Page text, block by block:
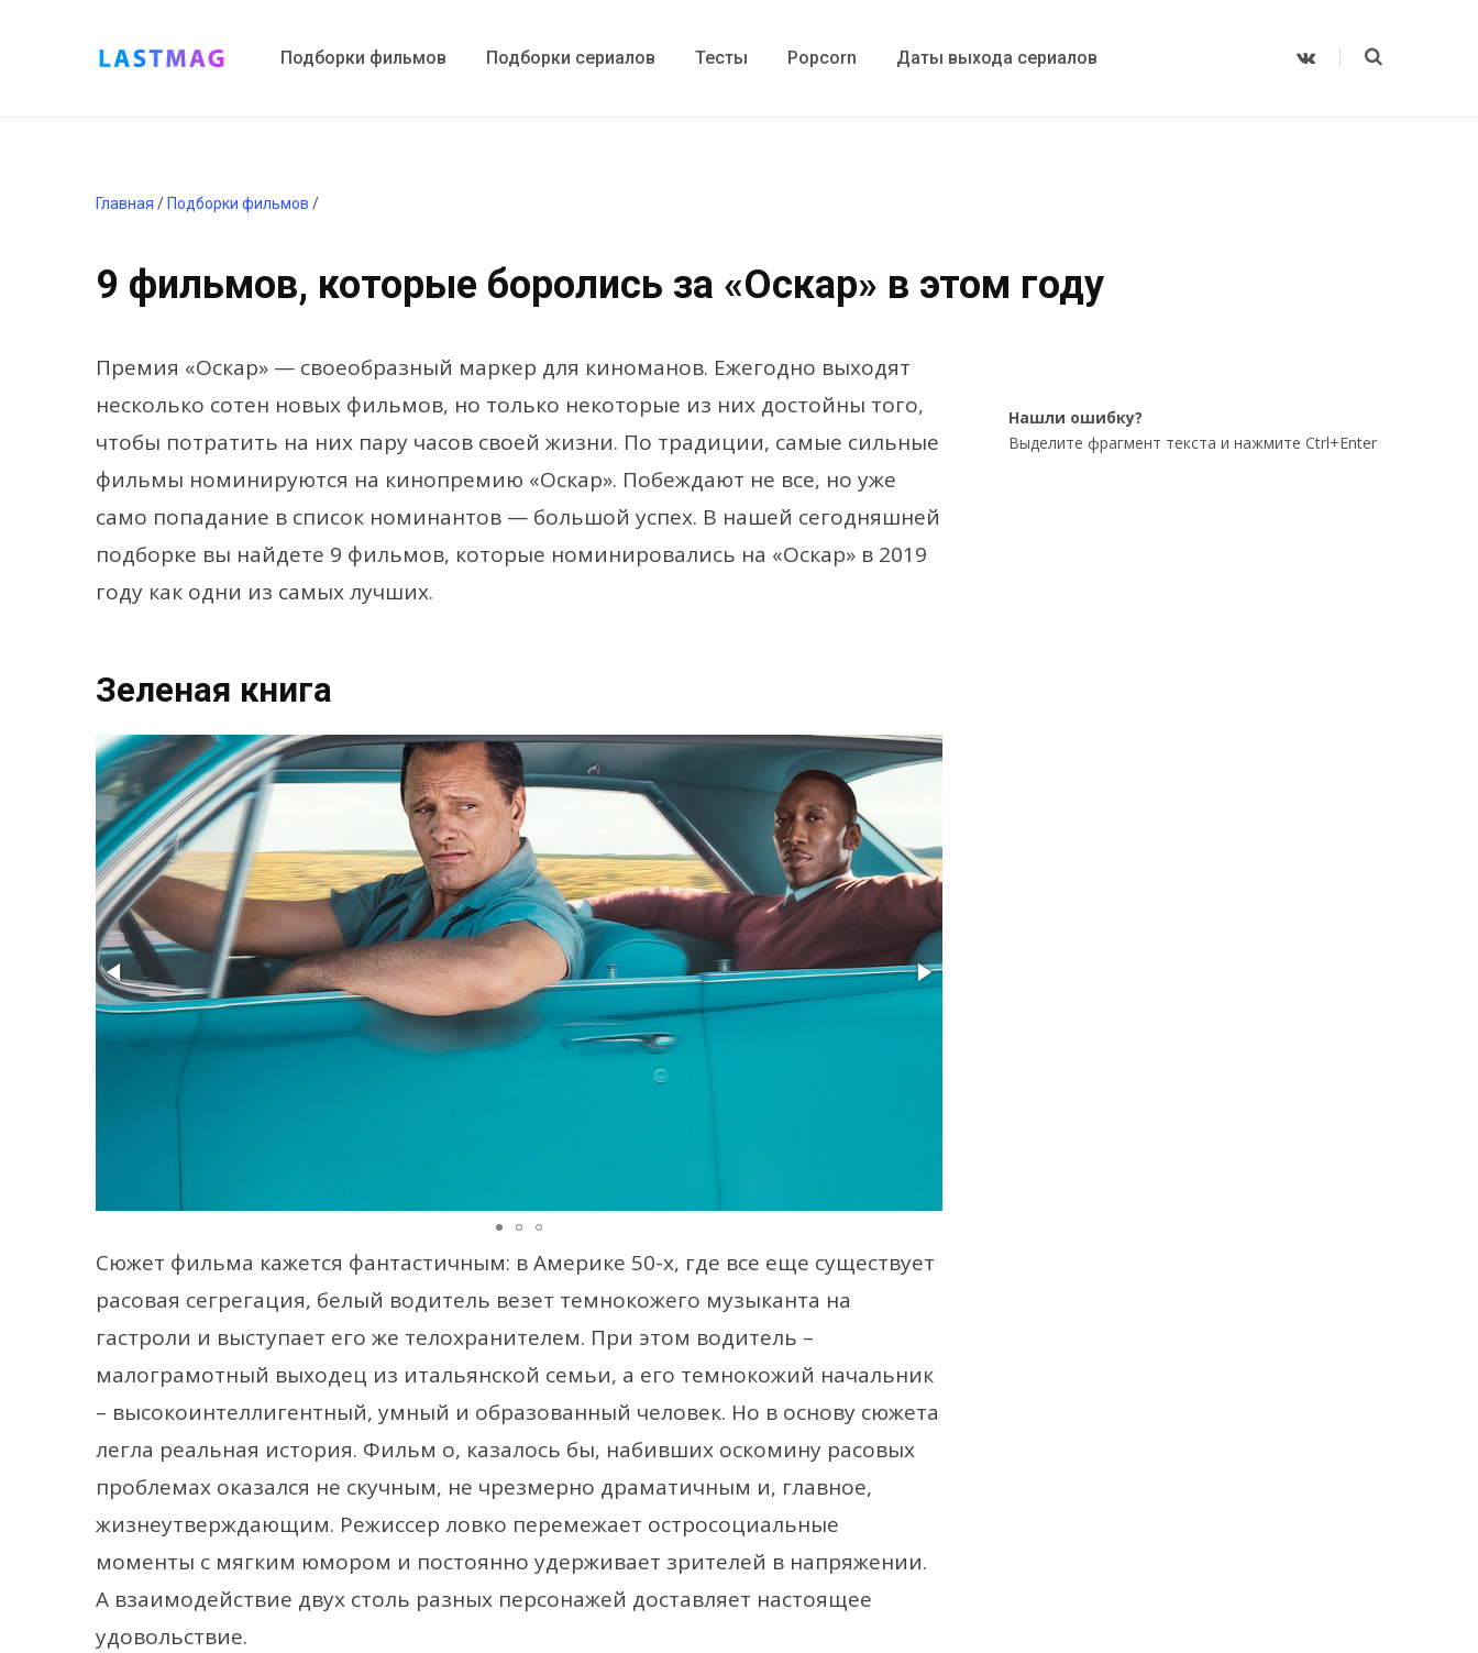
Подборки фильмов Подборки сериалов Тесты Popcorn Даты выхода сериалов
V
Главная / Подборки фильмов /
9 фильмов, которые боролись за «Оскар» в этом году
Премия «Оскар» — своеобразный маркер для киноманов. Ежегодно выходят
несколько сотен новых фильмов, но только некоторые из них достойны того,
чтобы потратить на них пару часов своей жизни. По традиции, самые сильные
фильмы номинируются на кинопремию «Оскар». Побеждают не все, но уже
само попадание в список номинантов — большой успех. В нашей сегодняшней
подборке вы найдете 9 фильмов, которые номинировались на «Оскар» в 2019
году как одни из самых лучших.
Зеленая книга
Сюжет фильма кажется фантастичным: в Америке 50-х, где все еще существует
расовая сегрегация, белый водитель везет темнокожего музыканта на
гастроли и выступает его же телохранителем. При этом водитель –
малограмотный выходец из итальянской семьи, а его темнокожий начальник
– высокоинтеллигентный, умный и образованный человек. Но в основу сюжета
легла реальная история. Фильм о, казалось бы, набивших оскомину расовых
проблемах оказался не скучным, не чрезмерно драматичным и, главное,
жизнеутверждающим. Режиссер ловко перемежает остросоциальные
моменты с мягким юмором и постоянно удерживает зрителей в напряжении.
А взаимодействие двух столь разных персонажей доставляет настоящее
удовольствие.
Нашли ошибку?
Выделите фрагмент текста и нажмите Ctrl+Enter